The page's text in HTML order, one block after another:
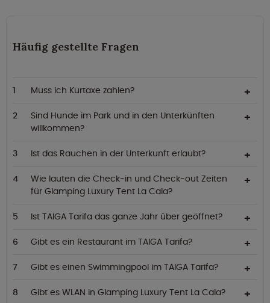
Häufig gestellte Fragen
Muss ich Kurtaxe zahlen?
Sind Hunde im Park und in den Unterkünften
willkommen?
Ist das Rauchen in der Unterkunft erlaubt?
Wie lauten die Check-in und Check-out Zeiten
für Glamping Luxury Tent La Cala?
Ist TAIGA Tarifa das ganze Jahr über geöffnet?
Gibt es ein Restaurant im TAIGA Tarifa?
Gibt es einen Swimmingpool im TAIGA Tarifa?
Gibt es WLAN in Glamping Luxury Tent La Cala?